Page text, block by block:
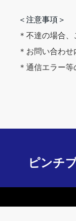
＜注意事項＞
＊不達の場合
＊お問い合わ
＊通信エラー
ピンチ